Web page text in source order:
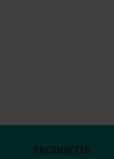
PRODUKTER